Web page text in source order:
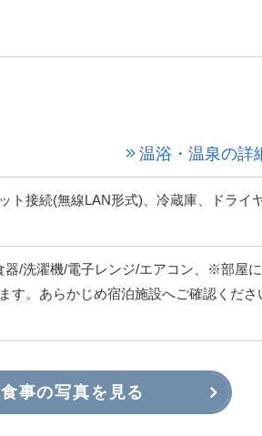
温浴・温泉の詳
ト接続(無線LAN形式)、冷蔵庫、ドライ
器/洗濯機/電子レンジ/エアコン、※部屋
す。あらかじめ宿泊施設へご確認くださ
事の写真を見る